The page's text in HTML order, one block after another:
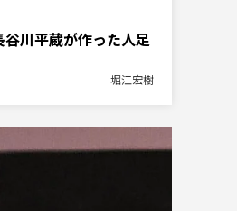
谷川平蔵が作った人足
堀江宏樹